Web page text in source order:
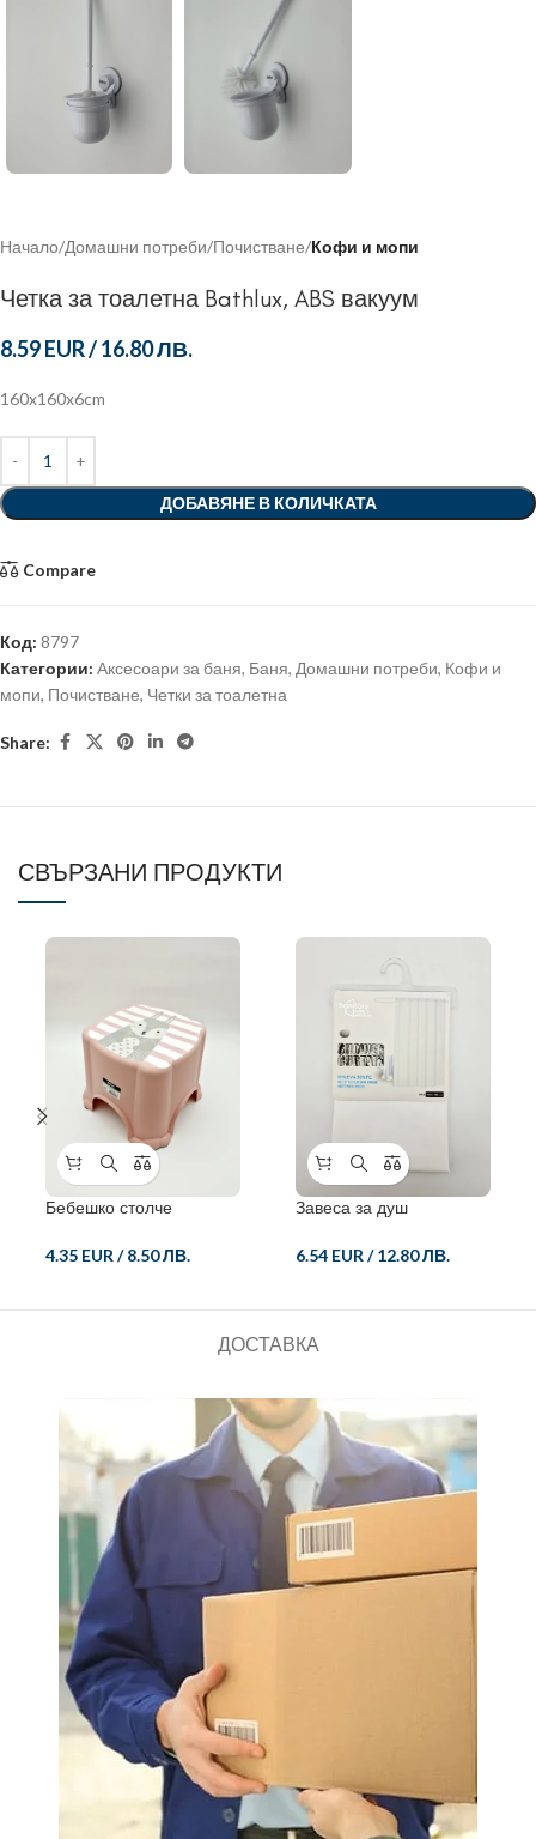
Начало Домашни потреби Почистване Кофи и мопи
Четка за тоалетна Bathlux, ABS вакуум
8.59 EUR/16.80 ЛВ.
160x160x6cm
ДОБАВЯНЕ В КОЛИЧКАТА
Compare
Код: 8797
Категории: Аксесоари за баня, Баня, Домашни потреби, Кофи и
мопи, Почистване, Четки за тоалетна
Share:
СВЪРЗАНИ ПРОДУКТИ
Бебешко столче
4.35 EUR /8.50 ЛВ.
Завеса за душ
6.54 EUR /12.80 ЛВ.
ДОСТАВКА